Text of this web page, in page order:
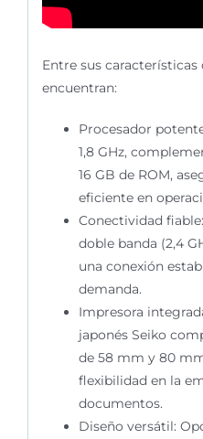
Entre sus características
encuentran:
Procesador
1,8 GHz,
16 GB de ROM,
eficiente en
Conectividad fiable
doble banda (2,4
una conexión
demanda.
Impresora
japonés Seiko
de 58 mm y 80
flexibilidad en la
documentos.
Diseño versátil: